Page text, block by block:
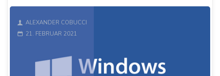
ALEXANDER COBUCCI
21. FEBRUAR 2021